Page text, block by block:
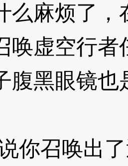
么麻烦了
唤虚空行
腹黑眼镜也
召唤出了